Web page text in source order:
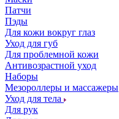
Патчи
Пэды
Для кожи вокруг глаз
Уход для губ
Для проблемной кожи
Антивозрастной уход
Наборы
Мезороллеры и массажеры
Уход для тела
Для рук